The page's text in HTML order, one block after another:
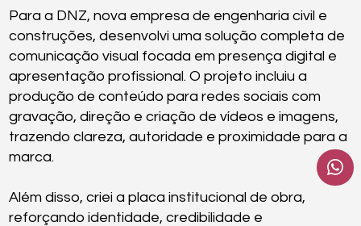
Para a DNZ, nova empresa de engenharia civil e
construções, desenvolvi uma solução completa de
comunicação visual focada em presença digital e
apresentação profissional. O projeto incluiu a
produção de conteúdo para redes sociais com
gravação, direção e criação de vídeos e imagens,
trazendo clareza, autoridade e proximidade para a
marca.
Além disso, criei a placa institucional de obra,
reforçando identidade, credibilidade e